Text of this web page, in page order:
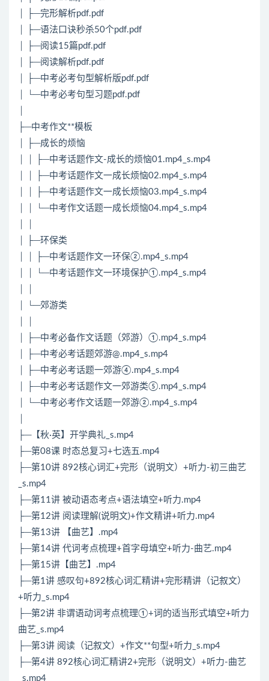
│ ├─完形解析pdf.pdf
│ ├─语法口诀秒杀50个pdf.pdf
│ ├─阅读15篇pdf.pdf
│ ├─阅读解析pdf.pdf
│ ├─中考必考句型解析版pdf.pdf
│ └─中考必考句型习题pdf.pdf
├─中考作文**模板
│ ├─成长的烦恼
│ │ ├─中考话题作文-成长的烦恼01.mp4_s.mp4
│ │ ├─中考话题作文一成长烦恼02.mp4_s.mp4
│ │ ├─中考话题作文一成长烦恼03.mp4_s.mp4
│ │ └─中考作文话题一成长烦恼04.mp4_s.mp4
│ ├─环保类
│ │ ├─中考话题作文一环保②.mp4_s.mp4
│ │ └─中考话题作文一环境保护①.mp4_s.mp4
│ └─郊游类
│ ├─中考必备作文话题（郊游）①.mp4_s.mp4
│ ├─中考必考话题郊游@.mp4_s.mp4
│ ├─中考必考话题一郊游④.mp4_s.mp4
│ ├─中考必考话题作文一郊游类⑤.mp4_s.mp4
│ └─中考必考作文话题一郊游②.mp4_s.mp4
├─【秋·英】开学典礼_s.mp4
├─第08课 时态总复习+七选五.mp4
├─第10讲 892核心词汇+完形（说明文）+听力-初三曲艺
_s.mp4
├─第11讲 被动语态考点+语法填空+听力.mp4
├─第12讲 阅读理解(说明文)+作文精讲+听力.mp4
├─第13讲 【曲艺】.mp4
├─第14讲 代词考点梳理+首字母填空+听力-曲艺.mp4
├─第15讲【曲艺】.mp4
├─第1讲 感叹句+892核心词汇精讲+完形精讲（记叙文）
+听力_s.mp4
├─第2讲 非谓语动词考点梳理①+词的适当形式填空+听力
曲艺_s.mp4
├─第3讲 阅读（记叙文）+作文**句型+听力_s.mp4
├─第4讲 892核心词汇精讲2+完形（说明文）+听力-曲艺
_s.mp4